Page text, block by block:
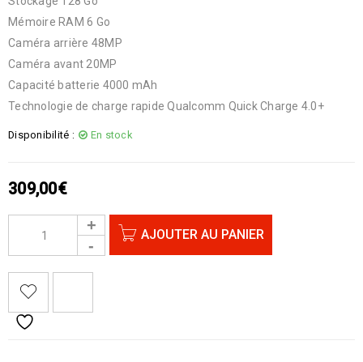
Mémoire RAM 6 Go
Caméra arrière 48MP
Caméra avant 20MP
Capacité batterie 4000 mAh
Technologie de charge rapide Qualcomm Quick Charge 4.0+
Disponibilité : En stock
309,00€
AJOUTER AU PANIER